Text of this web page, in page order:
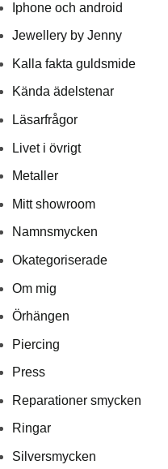
Iphone och android
Jewellery by Jenny
Kalla fakta guldsmide
Kända ädelstenar
Läsarfrågor
Livet i övrigt
Metaller
Mitt showroom
Namnsmycken
Okategoriserade
Om mig
Örhängen
Piercing
Press
Reparationer smycken
Ringar
Silversmycken